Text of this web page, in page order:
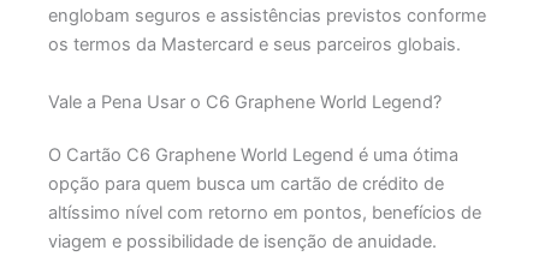
englobam seguros e assistências previstos conforme
os termos da Mastercard e seus parceiros globais.
Vale a Pena Usar o C6 Graphene World Legend?
O Cartão C6 Graphene World Legend é uma ótima
opção para quem busca um cartão de crédito de
altíssimo nível com retorno em pontos, benefícios de
viagem e possibilidade de isenção de anuidade.